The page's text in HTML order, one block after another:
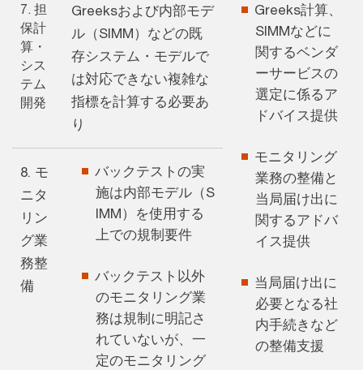
7. 担
保計
算・
シス
テム
開発
Greeksおよび内部モデ
ル（SIMM）などの既
存システム・モデルで
は対応できない複雑な
指標を計算する必要あ
り
Greeks計算、
SIMMなどに
関するベンダ
ーサービスの
選定に係るア
ドバイス提供
モニタリング
業務の整備と
当局届け出に
関するアドバ
イス提供
当局届け出に
必要となる社
内手続きなど
の整備支援
8. モ
ニタ
リン
グ業
務整
備
バックテストの実
施は内部モデル（S
IMM）を使用する
上での規制要件
バックテスト以外
のモニタリング業
務は規制に明記さ
れていないが、一
定のモニタリング